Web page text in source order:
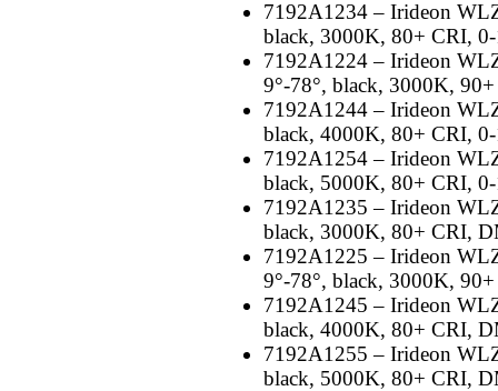
7192A1234 – Irideon
black, 3000K, 80+ CRI,
7192A1224 – Irideon
9°-78°, black, 3000K,
7192A1244 – Irideon
black, 4000K, 80+ CRI,
7192A1254 – Irideon
black, 5000K, 80+ CRI,
7192A1235 – Irideon
black, 3000K, 80+ CRI,
7192A1225 – Irideon
9°-78°, black, 3000K,
7192A1245 – Irideon
black, 4000K, 80+ CRI,
7192A1255 – Irideon
black, 5000K, 80+ CRI,